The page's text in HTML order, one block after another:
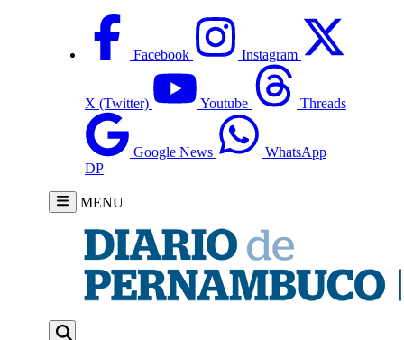
Facebook Instagram
X (Twitter) Youtube Threads
Google News
WhatsApp
DP
MENU